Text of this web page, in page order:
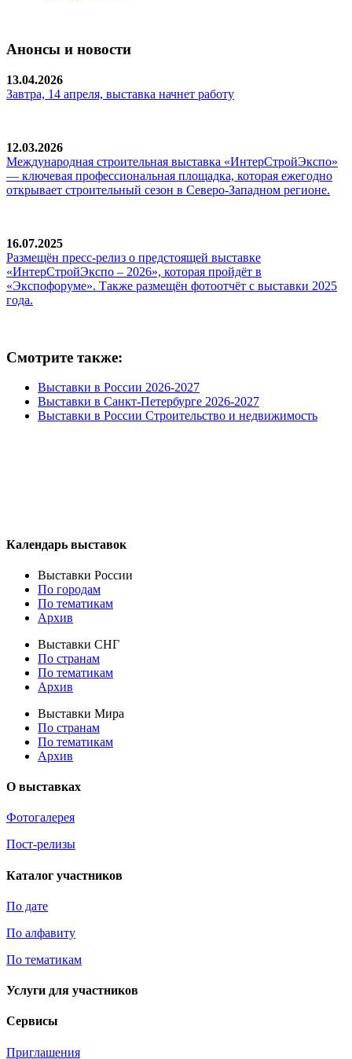
Анонсы и новости
13.04.2026
Завтра, 14 апреля, выставка начнет работу
12.03.2026
Международная строительная выставка «ИнтерСтройЭкспо»
— ключевая профессиональная площадка, которая ежегодно
открывает строительный сезон в Северо-Западном регионе.
16.07.2025
Размещён пресс-релиз о предстоящей выставке
«ИнтерСтройЭкспо – 2026», которая пройдёт в
«Экспофоруме». Также размещён фотоотчёт с выставки 2025
года.
Смотрите также:
Выставки в России 2026-2027
Выставки в Санкт-Петербурге 2026-2027
Выставки в России Строительство и недвижимость
Календарь выставок
Выставки России
По городам
По тематикам
Архив
Выставки СНГ
По странам
По тематикам
Архив
Выставки Мира
По странам
По тематикам
Архив
О выставках
Фотогалерея
Пост-релизы
Каталог участников
По дате
По алфавиту
По тематикам
Услуги для участников
Сервисы
Приглашения